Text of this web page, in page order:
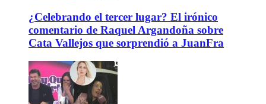
¿Celebrando el tercer lugar? El irónico
comentario de Raquel Argandoña sobre
Cata Vallejos que sorprendió a JuanFra